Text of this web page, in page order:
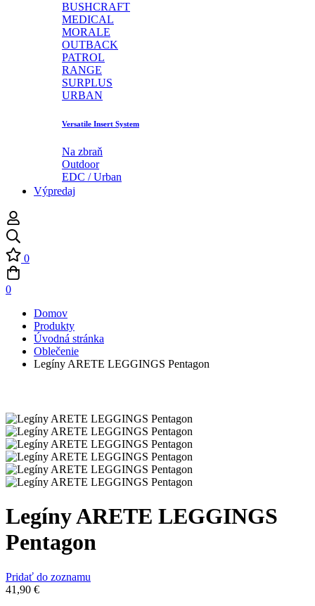
BUSHCRAFT
MEDICAL
MORALE
OUTBACK
PATROL
RANGE
SURPLUS
URBAN
Versatile Insert System
Na zbraň
Outdoor
EDC / Urban
Výpredaj
0
0
Domov
Produkty
Úvodná stránka
Oblečenie
Legíny ARETE LEGGINGS Pentagon
Legíny ARETE LEGGINGS
Pentagon
Pridať do zoznamu
41,90 €